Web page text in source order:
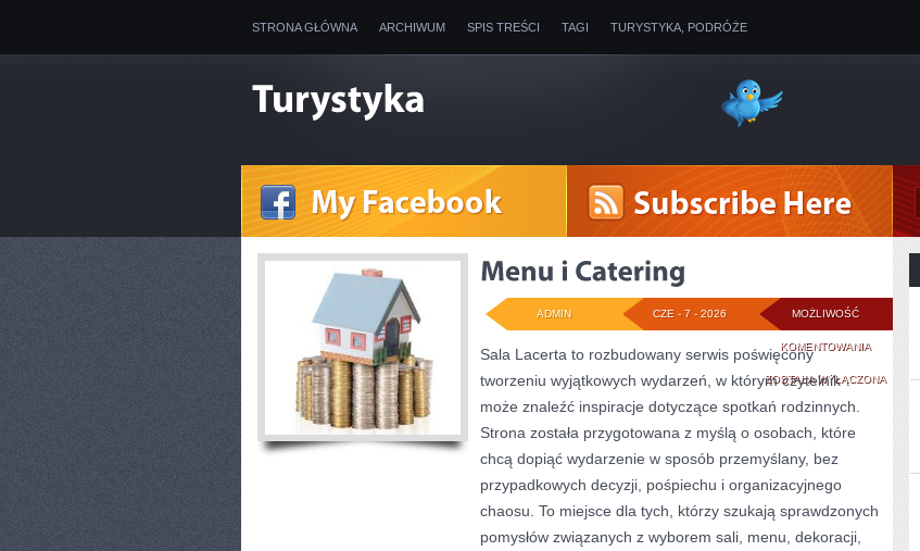
STRONA GŁÓWNA ARCHIWUM SPIS TREŚCI TAGI TURYSTYKA, PODRÓŻE
MOŻLIWOŚĆ
KOMENTOWANIAMENU
I
CATERING
ZOSTAŁA WYŁĄCZONA
CZE - 7 - 2026
ADMIN
Sala Lacerta to rozbudowany serwis poświęcony
tworzeniu wyjątkowych wydarzeń, w którym czytelnik
może znaleźć inspiracje dotyczące spotkań rodzinnych.
Strona została przygotowana z myślą o osobach, które
chcą dopiąć wydarzenie w sposób przemyślany, bez
przypadkowych decyzji, pośpiechu i organizacyjnego
chaosu. To miejsce dla tych, którzy szukają sprawdzonych
pomysłów związanych z wyborem sali, menu, dekoracji,